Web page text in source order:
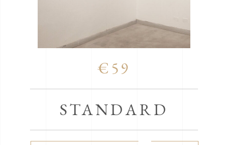
€59
STANDARD